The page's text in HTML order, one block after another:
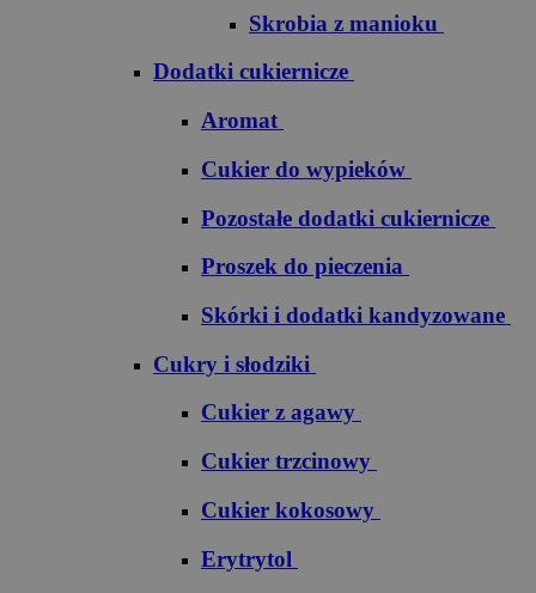
Skrobia z manioku
Dodatki cukiernicze
Aromat
Cukier do wypieków
Pozostałe dodatki cukiernicze
Proszek do pieczenia
Skórki i dodatki kandyzowane
Cukry i słodziki
Cukier z agawy
Cukier trzcinowy
Cukier kokosowy
Erytrytol